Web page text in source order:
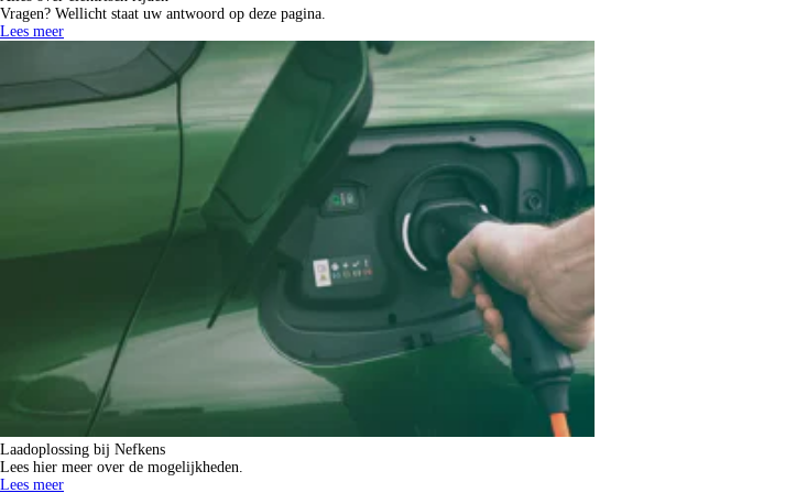
Vragen? Wellicht staat uw antwoord op deze pagina.
Lees meer
Laadoplossing bij Nefkens
Lees hier meer over de mogelijkheden.
Lees meer